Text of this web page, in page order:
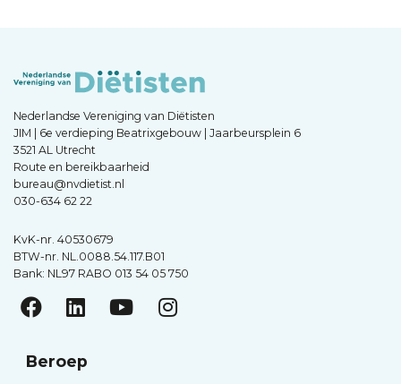
Nederlandse Vereniging van Diëtisten
JIM | 6e verdieping Beatrixgebouw | Jaarbeursplein 6
3521 AL Utrecht
Route en bereikbaarheid
bureau@nvdietist.nl
030-634 62 22
KvK-nr. 40530679
BTW-nr. NL.0088.54.117.B01
Bank: NL97 RABO 013 54 05 750
Beroep